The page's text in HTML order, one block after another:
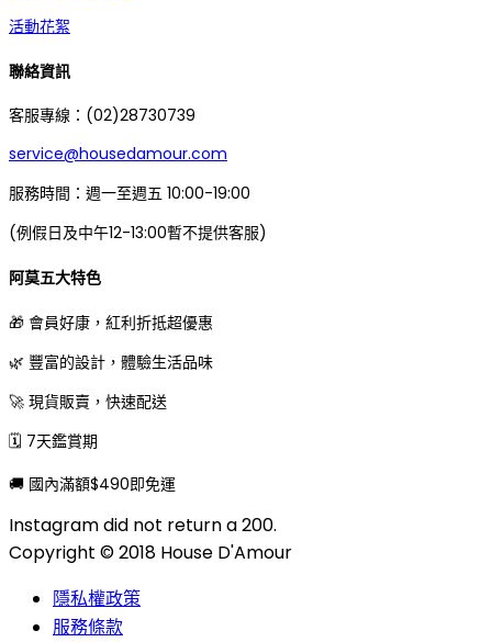
活動花絮
聯絡資訊
客服專線：(02)28730739
service@housedamour.com
服務時間：週一至週五 10:00-19:00
(例假日及中午12-13:00暫不提供客服)
阿莫五大特色
🎁 會員好康，紅利折抵超優惠
🌿 豐富的設計，體驗生活品味
🚀 現貨販賣，快速配送
🗓 7天鑑賞期
🚚 國內滿額$490即免運
Instagram did not return a 200.
Copyright © 2018 House D'Amour
隱私權政策
服務條款